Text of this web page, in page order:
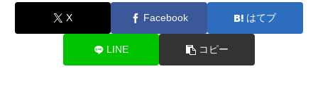
X Facebook はてブ
LINE コピー